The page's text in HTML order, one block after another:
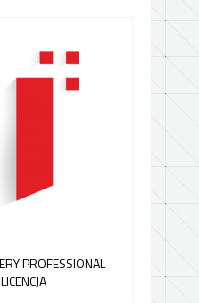
PROFESSIONAL -